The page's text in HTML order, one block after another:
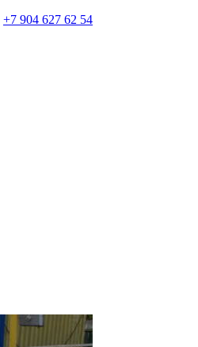
+7 904 627 62 54